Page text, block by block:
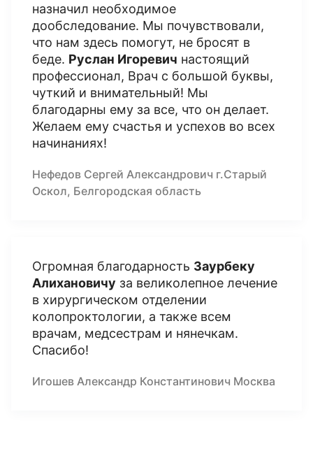
назначил необходимое
дообследование. Мы почувствовали,
что нам здесь помогут, не бросят в
беде. Руслан Игоревич настоящий
профессионал, Врач с большой буквы,
чуткий и внимательный! Мы
благодарны ему за все, что он делает.
Желаем ему счастья и успехов во всех
начинаниях!
Нефедов Сергей Александрович г.Старый
Оскол, Белгородская область
Огромная благодарность Заурбеку
Алихановичу за великолепное лечение
в хирургическом отделении
колопроктологии, а также всем
врачам, медсестрам и нянечкам.
Спасибо!
Игошев Александр Константинович Москва